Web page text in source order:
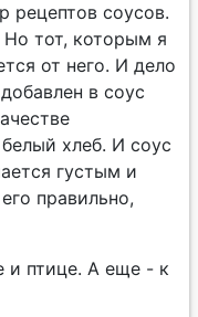
рецептов соусов.
Но тот, которым я
от него. И дело
в соус
хлеб. И соус
густым и
правильно,
и птице. А еще - к